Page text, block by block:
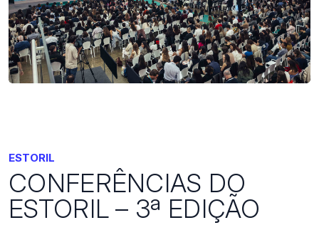
ESTORIL
CONFERÊNCIAS DO
ESTORIL – 3ª EDIÇÃO